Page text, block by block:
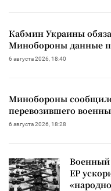
Кабмин Украины
Минобороны данные
6 августа 2026, 18:40
Минобороны
перевозившего
6 августа 2026, 18:28
Военный
ЕР